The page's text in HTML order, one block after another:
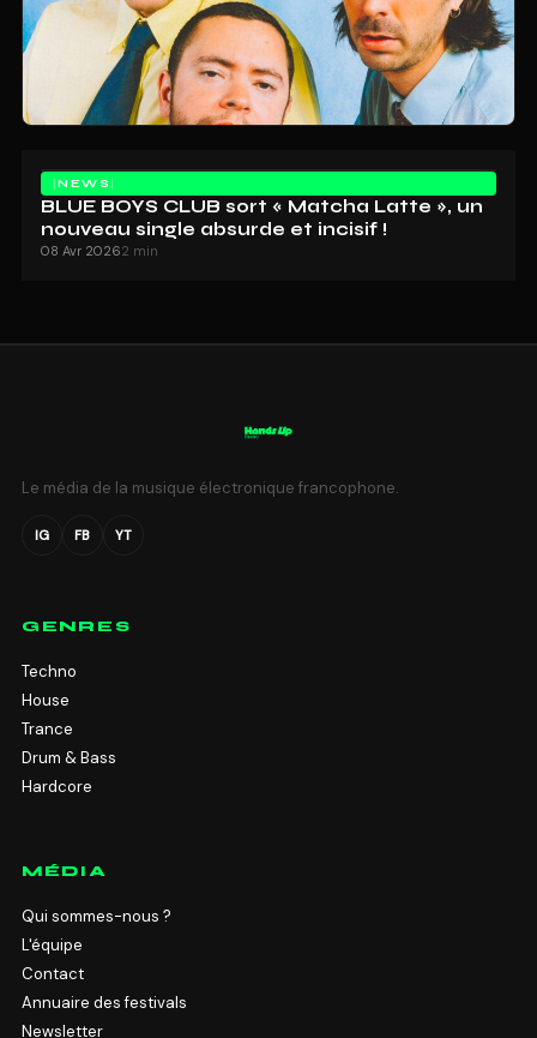
NEWS
BLUE BOYS CLUB sort « Matcha Latte », un
nouveau single absurde et incisif !
08 Avr 20262 min
Le média de la musique électronique francophone.
IG FB YT
GENRES
Techno
House
Trance
Drum & Bass
Hardcore
MÉDIA
Qui sommes-nous ?
L'équipe
Contact
Annuaire des festivals
Newsletter